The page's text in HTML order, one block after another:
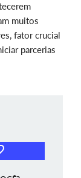
muitos
fator crucial
parcerias